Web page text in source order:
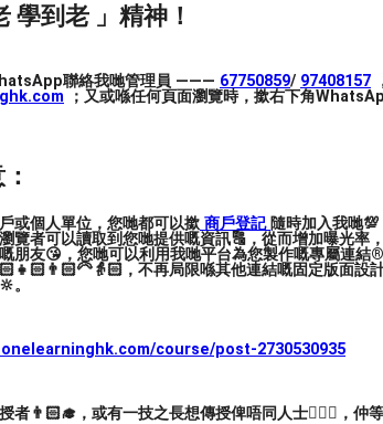
學到老 」精神！
聯絡我哋管理員 ——— 67750859/ 97408157
；又或喺任何頁面瀏覽時，撳右下角
或個人單位，您哋都可以撳 商戶登記 隨時加入我哋
覽者可以讀取到您哋提供嘅資訊🔠，從而增加曝光率
朋友😘，您哋可以利用我哋平台為您製作嘅專屬連結
，不再局限喺其他連結嘅固定版面設
。
course/post-2730530935
者👨🏻‍🎓，或有一技之長想傳授俾唔同人士🙋🏻‍♂️，仲